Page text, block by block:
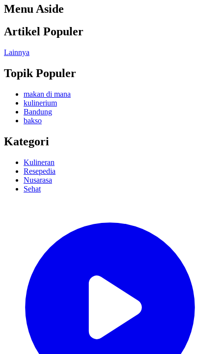
Menu Aside
Artikel Populer
Lainnya
Topik Populer
makan di mana
kulinerium
Bandung
bakso
Kategori
Kulineran
Resepedia
Nusarasa
Sehat